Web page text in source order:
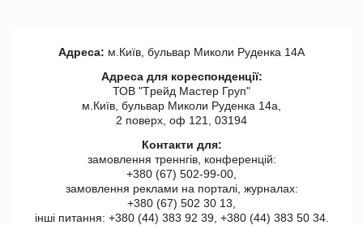
Адреса: м.Київ, бульвар Миколи Руденка 14А
Адреса для кореспонденції:
ТОВ "Tрейд Мастер Груп"
м.Київ, бульвар Миколи Руденка 14а,
2 поверх, оф 121, 03194
Контакти для:
замовлення треннгів, конференцій:
+380 (67) 502-99-00,
замовлення реклами на порталі, журналах:
+380 (67) 502 30 13,
інші питання: +380 (44) 383 92 39, +380 (44) 383 50 34.